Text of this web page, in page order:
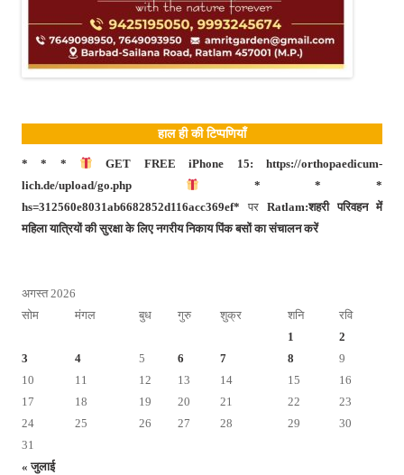
हाल ही की टिप्पणियाँ
* * *
GET FREE iPhone 15: https://orthopaedicum-
lich.de/upload/go.php
* * *
hs=312560e8031ab6682852d116acc369ef* पर Ratlam:शहरी परिवहन में
महिला यात्रियों की सुरक्षा के लिए नगरीय निकाय पिंक बसों का संचालन करें
अगस्त 2026
सोम
मंगल बुध गुरु शुक्र शनि रवि
« जुलाई
1
2
3
4 5 6 7 8
9
10
11 12 13 14 15
16
17
18 19 20 21 22
23
24
25 26 27 28 29
30
31